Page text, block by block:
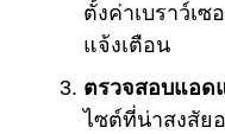
ตั้งค่าเบราว์เ
แจ้งเตือน
ตรวจสอบแอด
ไซต์ที่น่าสงสัย